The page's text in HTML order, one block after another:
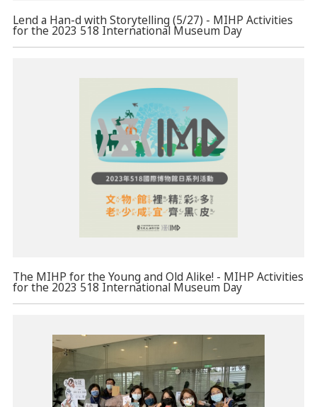
Lend a Han-d with Storytelling (5/27) - MIHP Activities
for the 2023 518 International Museum Day
The MIHP for the Young and Old Alike! - MIHP Activities
for the 2023 518 International Museum Day